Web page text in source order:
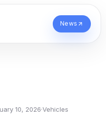
News
10, 2026·Vehicles